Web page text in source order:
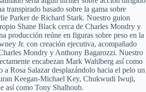
transpirado basado sobre la gama sobre
Parker de Richard Stark. Nuestro guion
Shane Black cerca de Charles Mondry y
producción reúne en figuras sobre peso en la
Jr. con creación ejecutiva, acompañado
Mondry y Anthony Bagarozzi. Nuestro
encabezan Mark Wahlberg así­ como
Rosa Salazar desplazándolo hacia el pelo un
Keegan-Michael Key, Chukwudi Iwuji,
así­ como Tony Shalhoub.